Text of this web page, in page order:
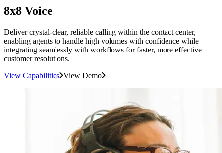
8x8 Voice
Deliver crystal-clear, reliable calling within the contact center,
enabling agents to handle high volumes with confidence while
integrating seamlessly with workflows for faster, more effective
customer resolutions.
View Capabilities View Demo